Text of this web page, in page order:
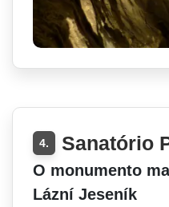
4. Sanatório
O monumento
Lázní Jeseník